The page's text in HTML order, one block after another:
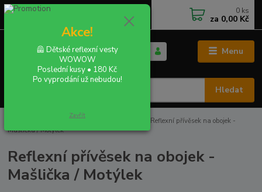
Menu
CZK
Hledat
+420 702 855 412
0 ks
za 0,00 Kč
REFLEX PRO PEJSKY / KOČIČKY
Reflexní přívěsek na obojek -
Mašlička / Motýlek
Reflexní přívěsek na obojek -
Mašlička / Motýlek
Akce!
🦺 Dětské reflexní vesty
WOWOW
Poslední kusy • 180 Kč
Po vyprodání už nebudou!
Zavřít